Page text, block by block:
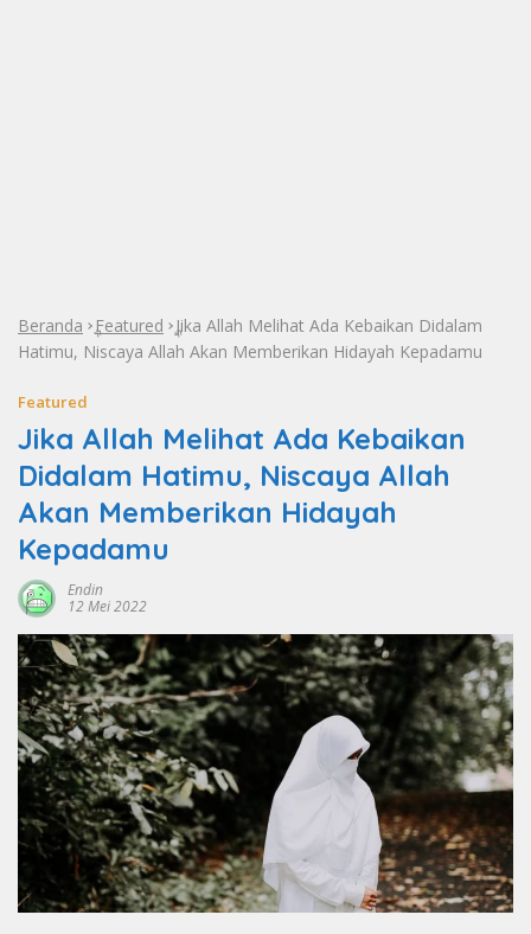
Beranda »Featured »Jika Allah Melihat Ada Kebaikan Didalam
Hatimu, Niscaya Allah Akan Memberikan Hidayah Kepadamu
Featured
Jika Allah Melihat Ada Kebaikan
Didalam Hatimu, Niscaya Allah
Akan Memberikan Hidayah
Kepadamu
Endin
12 Mei 2022